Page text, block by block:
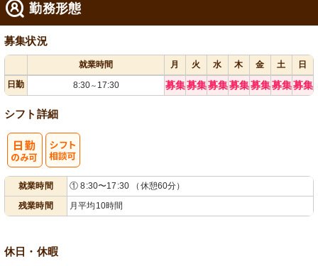
勤務形態
募集状況
就業時間 月 火 水 木 金 土
日
日勤
8:30～ 17:30 募集募集募集募集募集募集募集
シフト詳細
就業時間
① 8:30〜17:30 （休憩60分）
残業時間
月平均10時間
休日・休暇